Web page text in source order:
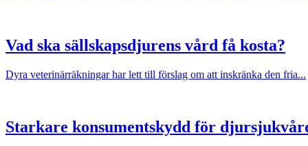
Vad ska sällskapsdjurens vård få kosta?
Dyra veterinärräkningar har lett till förslag om att inskränka den fria...
Starkare konsumentskydd för